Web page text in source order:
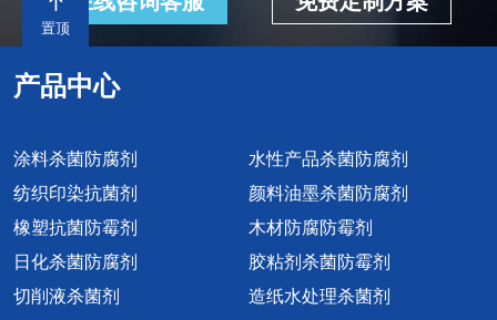
产品中心
涂料杀菌防腐剂
水性产品杀菌防腐剂
纺织印染抗菌剂
颜料油墨杀菌防腐剂
橡塑抗菌防霉剂
木材防腐防霉剂
日化杀菌防腐剂
胶粘剂杀菌防霉剂
切削液杀菌剂
造纸水处理杀菌剂
置顶